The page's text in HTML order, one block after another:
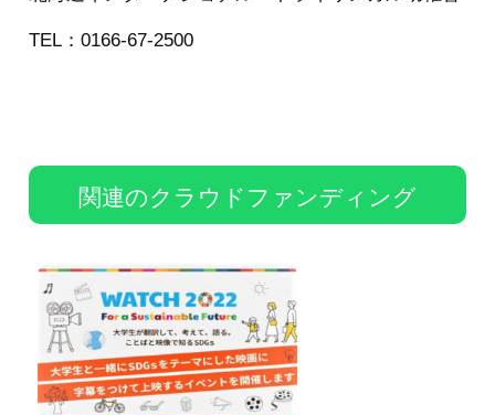
TEL：0166-67-2500
関連のクラウドファンディング